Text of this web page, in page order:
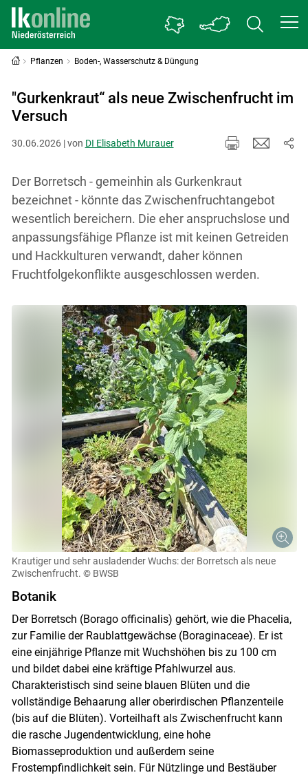
Pflanzen Boden-, Wasserschutz & Düngung
"Gurkenkraut“ als neue Zwischenfrucht im
Versuch
30.06.2026 | von DI Elisabeth Murauer
Der Borretsch - gemeinhin als Gurkenkraut
bezeichnet - könnte das Zwischenfruchtangebot
wesentlich bereichern. Die eher anspruchslose und
anpassungsfähige Pflanze ist mit keinen Getreiden
und Hackkulturen verwandt, daher können
Fruchtfolgekonflikte ausgeschlossen werden.
Krautiger und sehr ausladender Wuchs: der Borretsch als neue
Zwischenfrucht. © BWSB
Botanik
Der Borretsch (Borago officinalis) gehört, wie die Phacelia,
zur Familie der Raublattgewächse (Boraginaceae). Er ist
eine einjährige Pflanze mit Wuchshöhen bis zu 100 cm
und bildet dabei eine kräftige Pfahlwurzel aus.
Charakteristisch sind seine blauen Blüten und die
vollständige Behaarung aller oberirdischen Pflanzenteile
(bis auf die Blüten). Vorteilhaft als Zwischenfrucht kann
die rasche Jugendentwicklung, eine hohe
Biomasseproduktion und außerdem seine
Frostempfindlichkeit sein. Für Nützlinge und Bestäuber